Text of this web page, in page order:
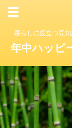
暮らしに役立つ豆
年中ハッピ